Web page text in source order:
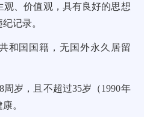
、价值观，具有良好的思想
记录。
和国国籍，无国外永久居留
周岁，且不超过35岁（1990年
。